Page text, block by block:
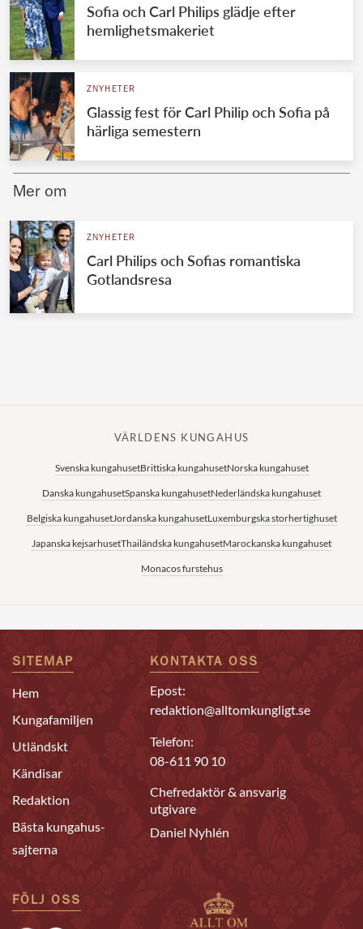
Jordanska kungahuset
Luxemburgska storhertighuset
Japanska kejsarhuset
Thailändska kungahuset
Marockanska kungahuset
Sofia och Carl Philips glädje efter
hemlighetsmakeriet
ZNYHETER
Glassig fest för Carl Philip och Sofia på
härliga semestern
Mer om
ZNYHETER
Carl Philips och Sofias romantiska
Gotlandsresa
VÄRLDENS KUNGAHUS
Svenska kungahusetBrittiska kungahusetNorska kungahuset
Danska kungahusetSpanska kungahusetNederländska kungahuset
Belgiska kungahusetJordanska kungahusetLuxemburgska storhertighuset
Japanska kejsarhusetThailändska kungahusetMarockanska kungahuset
Monacos furstehus
SITEMAP
Hem
Kungafamiljen
Utländskt
Kändisar
Redaktion
Bästa kungahus-
sajterna
KONTAKTA OSS
Epost:
redaktion@alltomkungligt.se
Telefon:
08-611 90 10
Chefredaktör & ansvarig
utgivare
Daniel Nyhlén
FÖLJ OSS